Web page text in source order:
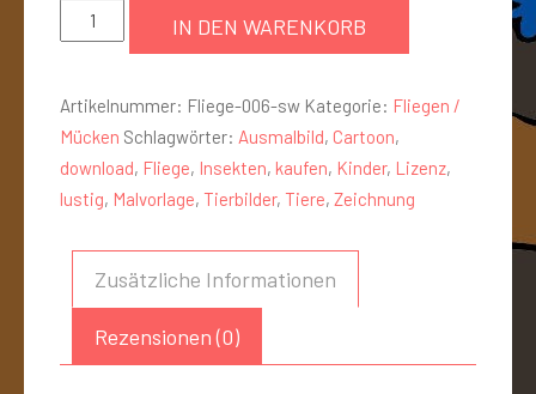
IN DEN WARENKORB
Artikelnummer: Fliege-006-sw Kategorie: Fliegen /
Mücken Schlagwörter: Ausmalbild, Cartoon,
download, Fliege, Insekten, kaufen, Kinder, Lizenz,
lustig, Malvorlage, Tierbilder, Tiere, Zeichnung
Zusätzliche Informationen
Rezensionen (0)